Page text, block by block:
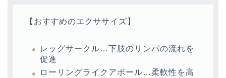
【おすすめのエクササイズ】
レッグサークル…下肢のリンパの流れを
促進
ローリングライクアボール…柔軟性を高